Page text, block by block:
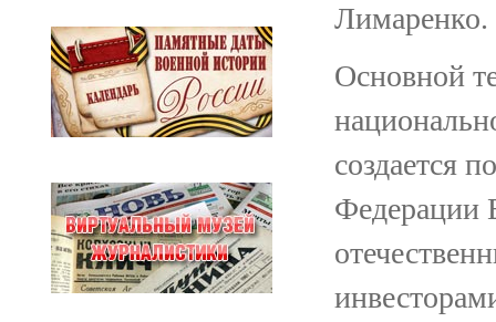
Лимаренко.
Основной
создается
Федерации